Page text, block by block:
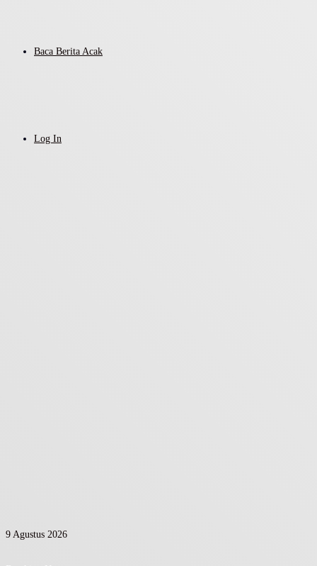
Baca Berita Acak
Log In
9 Agustus 2026